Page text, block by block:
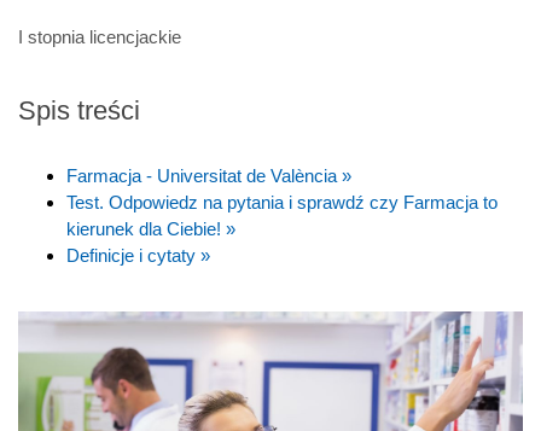
I stopnia licencjackie
Spis treści
Farmacja - Universitat de València »
Test. Odpowiedz na pytania i sprawdź czy Farmacja to
kierunek dla Ciebie! »
Definicje i cytaty »